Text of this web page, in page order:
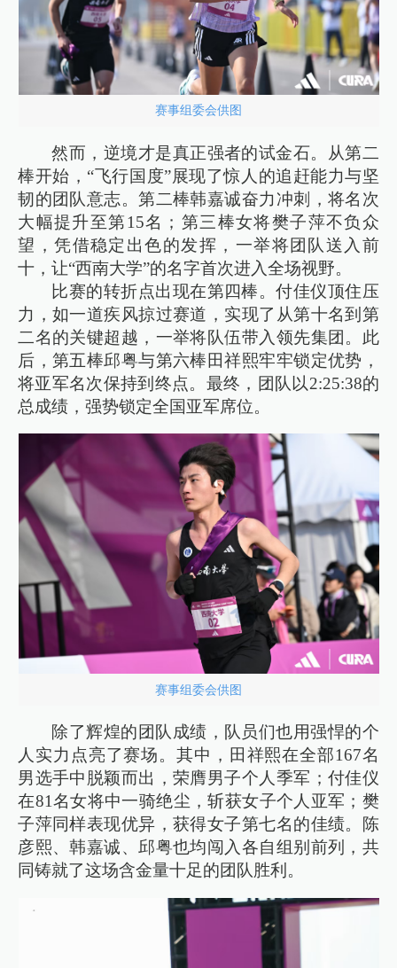
赛事组委会供图
然而，逆境才是真正强者的试金石。从第二
棒开始，“飞行国度”展现了惊人的追赶能力与坚
韧的团队意志。第二棒韩嘉诚奋力冲刺，将名次
大幅提升至第15名；第三棒女将樊子萍不负众
望，凭借稳定出色的发挥，一举将团队送入前
十，让“西南大学”的名字首次进入全场视野。
比赛的转折点出现在第四棒。付佳仪顶住压
力，如一道疾风掠过赛道，实现了从第十名到第
二名的关键超越，一举将队伍带入领先集团。此
后，第五棒邱粤与第六棒田祥熙牢牢锁定优势，
将亚军名次保持到终点。最终，团队以2:25:38的
总成绩，强势锁定全国亚军席位。
赛事组委会供图
除了辉煌的团队成绩，队员们也用强悍的个
人实力点亮了赛场。其中，田祥熙在全部167名
男选手中脱颖而出，荣膺男子个人季军；付佳仪
在81名女将中一骑绝尘，斩获女子个人亚军；樊
子萍同样表现优异，获得女子第七名的佳绩。陈
彦熙、韩嘉诚、邱粤也均闯入各自组别前列，共
同铸就了这场含金量十足的团队胜利。